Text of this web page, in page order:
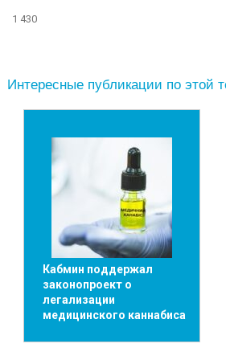
1 430
Интересные публикации по этой
Кабмин поддержал
законопроект о
легализации
медицинского каннабиса